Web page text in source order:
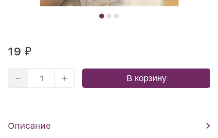
19 ₽
В корзину
Описание